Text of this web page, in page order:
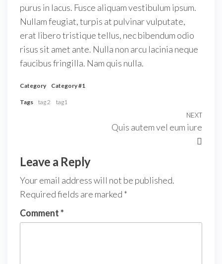
purus in lacus. Fusce aliquam vestibulum ipsum.
Nullam feugiat, turpis at pulvinar vulputate,
erat libero tristique tellus, nec bibendum odio
risus sit amet ante. Nulla non arcu lacinia neque
faucibus fringilla. Nam quis nulla.
Category Category #1
Tags tag 2 tag1
Next
NEXT
Quis autem vel eum iure
Leave a Reply
Your email address will not be published.
Required fields are marked *
Comment*